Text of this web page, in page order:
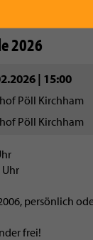
2026
| 15:00
Pöll Kirchham
Pöll Kirchham
Uhr
persönlich
frei!